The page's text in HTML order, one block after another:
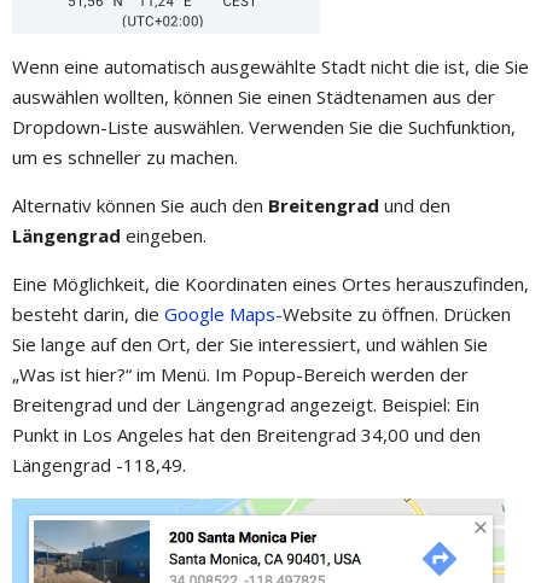
Wenn eine automatisch ausgewählte Stadt nicht die ist, die Sie
auswählen wollten, können Sie einen Städtenamen aus der
Dropdown-Liste auswählen. Verwenden Sie die Suchfunktion,
um es schneller zu machen.
Alternativ können Sie auch den Breitengrad und den
Längengrad eingeben.
Eine Möglichkeit, die Koordinaten eines Ortes herauszufinden,
besteht darin, die Google Maps-Website zu öffnen. Drücken
Sie lange auf den Ort, der Sie interessiert, und wählen Sie
„Was ist hier?“ im Menü. Im Popup-Bereich werden der
Breitengrad und der Längengrad angezeigt. Beispiel: Ein
Punkt in Los Angeles hat den Breitengrad 34,00 und den
Längengrad -118,49.